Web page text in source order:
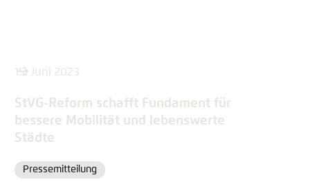
15. Juni 2023
StVG-Reform schafft Fundament für
bessere Mobilität und lebenswerte
Städte
Format
Pressemitteilung